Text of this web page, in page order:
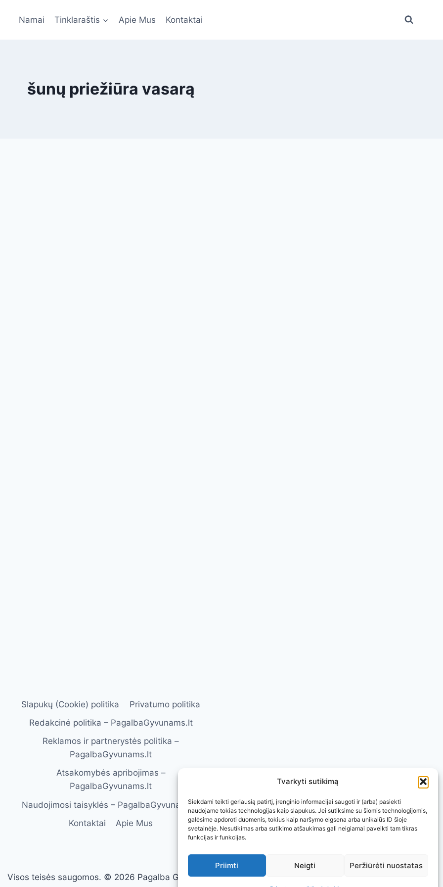
Tvarkyti sutikimą
Siekdami teikti geriausią patirtį, įrenginio informacijai saugoti ir (arba) pasiekti
naudojame tokias technologijas kaip slapukus. Jei sutiksime su šiomis technologijomis,
galėsime apdoroti duomenis, tokius kaip naršymo elgsena arba unikalūs ID šioje
svetainėje. Nesutikimas arba sutikimo atšaukimas gali neigiamai paveikti tam tikras
funkcijas ir funkcijas.
Priimti Neigti Peržiūrėti nuostatas
Namai Tinklaraštis Apie Mus Kontaktai
šunų priežiūra vasarą
Slapukų (Cookie) politika
Privatumo politika
Redakcinė politika – PagalbaGyvunams.lt
Reklamos ir partnerystės politika –
PagalbaGyvunams.lt
Atsakomybės apribojimas –
PagalbaGyvunams.lt
Naudojimosi taisyklės – PagalbaGyvunams.lt
Kontaktai
Apie Mus
Visos teisės saugomos. © 2026 Pagalba Gyvūnams